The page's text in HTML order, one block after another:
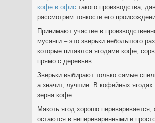
кофе в офис такого производства,
рассмотрим тонкости его
Принимают участие в
мусанги – это зверьки небольшого
которые питаются ягодами кофе,
прямо с деревьев.
Зверьки выбирают только самые
а значит, лучшие. В кофейных ягодах
зерна кофе.
Мякоть ягод хорошо переваривается,
остаются в непереваренными и